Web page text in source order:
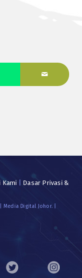
Kami
Dasar Privasi &
Digital Johor. |